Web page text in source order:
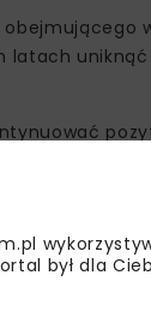
obejmującego
latach
był dla